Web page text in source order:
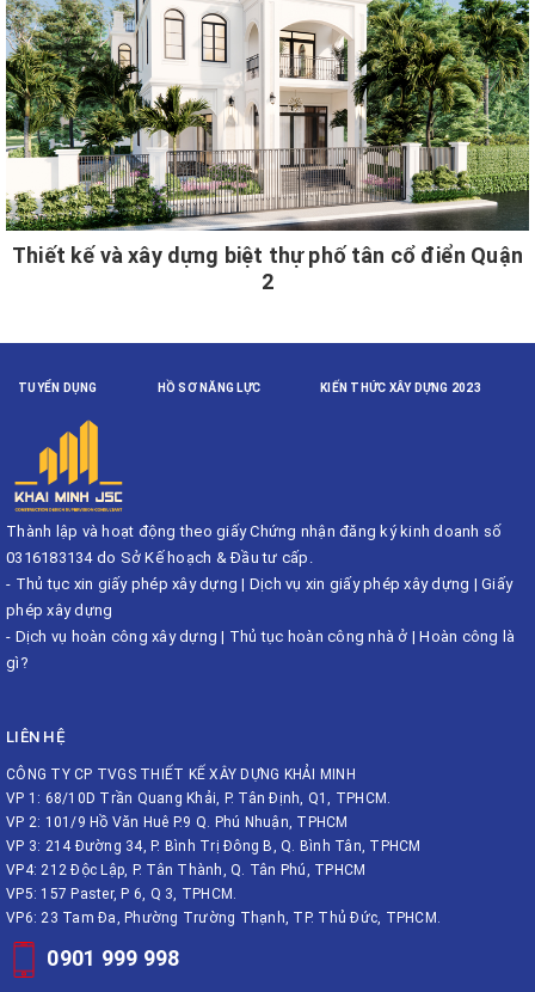
Thiết kế và xây dựng biệt thự phố tân cổ điển Quận
2
TUYỂN DỤNG HỒ SƠ NĂNG LỰC KIẾN THỨC XÂY DỰNG 2023
Thành lập và hoạt động theo giấy Chứng nhận đăng ký kinh doanh số
0316183134 do Sở Kế hoạch & Đầu tư cấp.
- Thủ tục xin giấy phép xây dựng | Dịch vụ xin giấy phép xây dựng | Giấy
phép xây dựng
- Dịch vụ hoàn công xây dựng | Thủ tục hoàn công nhà ở |Hoàn công là
gì?
LIÊN HỆ
CÔNG TY CP TVGS THIẾT KẾ XÂY DỰNG KHẢI MINH
VP 1: 68/10D Trần Quang Khải, P. Tân Định, Q1, TPHCM.
VP 2: 101/9 Hồ Văn Huê P.9 Q. Phú Nhuận, TPHCM
VP 3: 214 Đường 34, P. Bình Trị Đông B, Q. Bình Tân, TPHCM
VP4: 212 Độc Lập, P. Tân Thành, Q. Tân Phú, TPHCM
VP5: 157 Paster, P 6, Q 3, TPHCM.
VP6: 23 Tam Đa, Phường Trường Thạnh, TP. Thủ Đức, TPHCM.
0901 999 998